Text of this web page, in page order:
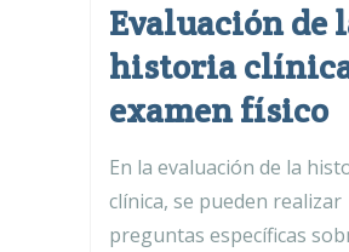
Evaluación de
historia
examen físico
En la evaluación de la
clínica, se pueden realizar
preguntas específicas